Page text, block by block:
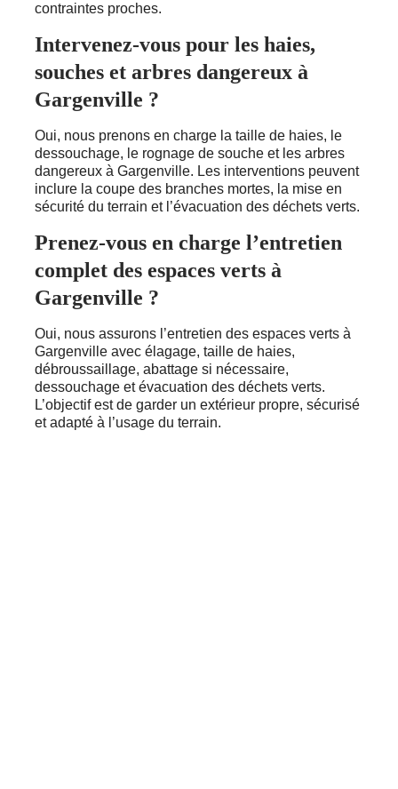
contraintes proches.
Intervenez-vous pour les haies,
souches et arbres dangereux à
Gargenville ?
Oui, nous prenons en charge la taille de haies, le
dessouchage, le rognage de souche et les arbres
dangereux à Gargenville. Les interventions peuvent
inclure la coupe des branches mortes, la mise en
sécurité du terrain et l’évacuation des déchets verts.
Prenez-vous en charge l’entretien
complet des espaces verts à
Gargenville ?
Oui, nous assurons l’entretien des espaces verts à
Gargenville avec élagage, taille de haies,
débroussaillage, abattage si nécessaire,
dessouchage et évacuation des déchets verts.
L’objectif est de garder un extérieur propre, sécurisé
et adapté à l’usage du terrain.